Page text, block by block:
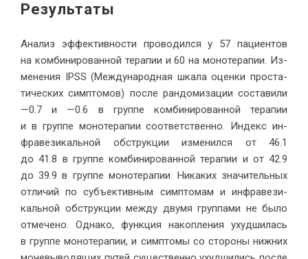
Ре­зультаты
Ана­лиз эф­фек­тив­но­сти про­во­дил­ся у 57 па­ци­ен­тов
на ком­би­ни­ро­ван­ной те­ра­пии и 60 на мо­но­те­ра­пии. Из­
ме­не­ния IPSS (Меж­ду­на­род­ная шка­ла оцен­ки про­ста­
ти­че­ских симп­то­мов) по­сле ран­до­ми­за­ции со­ста­ви­ли
—0.7 и —0.6 в груп­пе ком­би­ни­ро­ван­ной те­ра­пии
и в груп­пе мо­но­те­ра­пии со­от­вет­ствен­но. Ин­декс ин­
фра­ве­зи­каль­ной об­струк­ции из­ме­нил­ся от 46.1
до 41.8 в груп­пе ком­би­ни­ро­ван­ной те­ра­пии и от 42.9
до 39.9 в груп­пе мо­но­те­ра­пии. Ни­ка­ких зна­чи­тель­ных
от­ли­чий по субъ­ек­тив­ным симп­то­мам и ин­фра­ве­зи­
каль­ной об­струк­ции меж­ду дву­мя груп­па­ми не бы­ло
от­ме­че­но. Од­на­ко, функ­ция на­коп­ле­ния ухуд­ши­лась
в груп­пе мо­но­те­ра­пии, и симп­то­мы со сто­ро­ны ниж­них